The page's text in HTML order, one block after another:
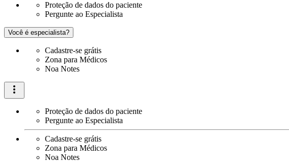
Proteção de dados do paciente
Pergunte ao Especialista
Você é especialista?
Cadastre-se grátis
Zona para Médicos
Noa Notes
Proteção de dados do paciente
Pergunte ao Especialista
Cadastre-se grátis
Zona para Médicos
Noa Notes